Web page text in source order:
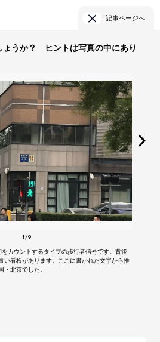
記事ページへ
ょうか？ ヒントは写真の中にあり
1/9
カウントするタイプの歩行者信号です。背後
い看板があります。ここに書かれた文字から推
北京でした。